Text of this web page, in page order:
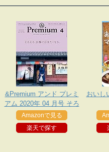
&Premium アンド プレミ
アム 2020年 04 月号 そろ
そろ、京都に行きたくな
る。
Amazonで見る
楽天で探す
おいし